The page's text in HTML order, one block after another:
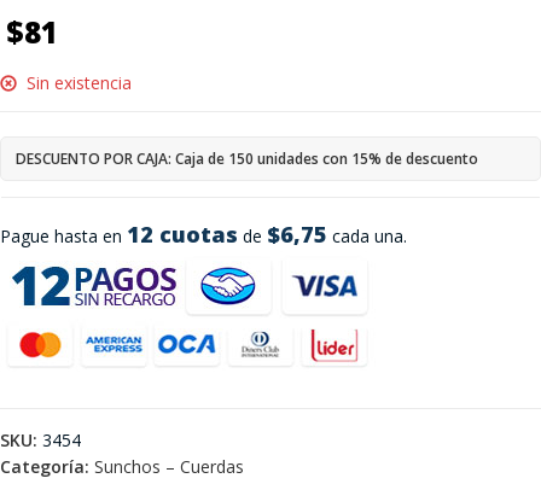
$81
Pague hasta en 12 cuotas de $6,75 cada una.
Sin existencia
DESCUENTO POR CAJA: Caja de 150 unidades con 15% de descuento
SKU: 3454
Categoría: Sunchos – Cuerdas